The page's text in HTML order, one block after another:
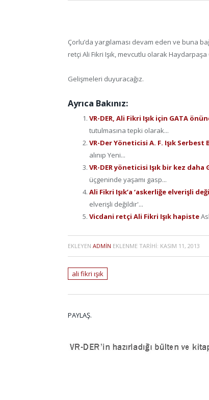
Çorlu’da yargılaması devam eden ve buna
retçi Ali Fikri Işık, mevcutlu olarak
Gelişmeleri duyuracağız.
Ayrıca Bakınız:
VR-DER, Ali Fikri Işık için GATA
tutulmasına tepki olarak...
VR-Der Yöneticisi A. F. Işık Serbest
alınıp Yeni...
VR-DER yöneticisi Işık bir kez daha
üçgeninde yaşamı gasp...
Ali Fikri Işık’a ‘askerliğe elverişli
elverişli değildir'...
Vicdani retçi Ali Fikri Işık hapiste
EKLEYEN ADMIN EKLENME TARIHI: KASIM 11, 2013
ali fikri ışık
PAYLAŞ.